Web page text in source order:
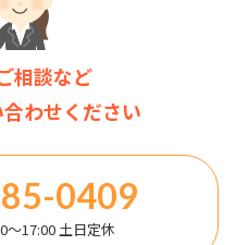
相談など
わせください
0409
～17:00 土日定休